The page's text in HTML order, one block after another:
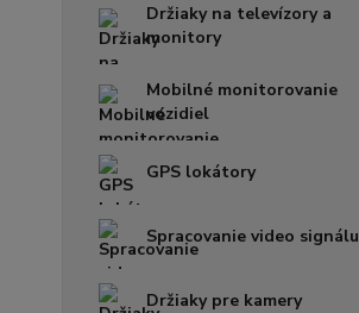
Držiaky na televízory a
monitory
Mobilné monitorovanie
vozidiel
GPS lokátory
Spracovanie video signálu
Držiaky pre kamery